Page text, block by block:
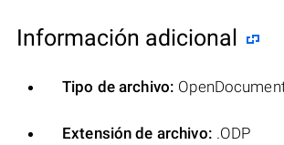
Información adicional
Tipo de archivo:
Extensión de archivo: .ODP